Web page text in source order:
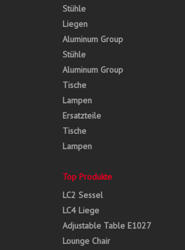
Stühle
Liegen
Aluminum Group
Stühle
Aluminum Group
Tische
Lampen
Ersatzteile
Tische
Lampen
Top Produkte
LC2 Sessel
LC4 Liege
Adjustable Table E1027
Lounge Chair